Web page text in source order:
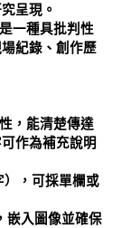
呈現。
一種具批判性
紀錄、創作歷
，能清楚傳達
作為補充說明
，可採單欄或
入圖像並確保